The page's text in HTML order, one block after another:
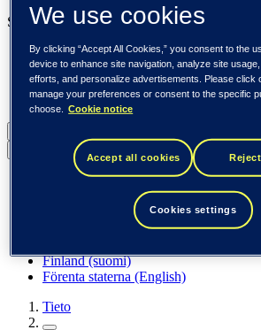
Se också
Tieto Banktech
Tieto Caretech
Tieto Indtech
Tieto Tech Consulting
Back to menu
Global (English)
DACH (Deutsch)
Spanien / Iberia (español)
Sverige (svenska)
Finland (suomi)
Förenta staterna (English)
Tieto
We use cookies
By clicking “Accept All Cookies,” you consent to the
device to enhance site navigation, analyze site
efforts, and personalize advertisements. Please click
manage your preferences or consent to the specific
choose.
Cookie notice
Accept all cookies
Cookies settings